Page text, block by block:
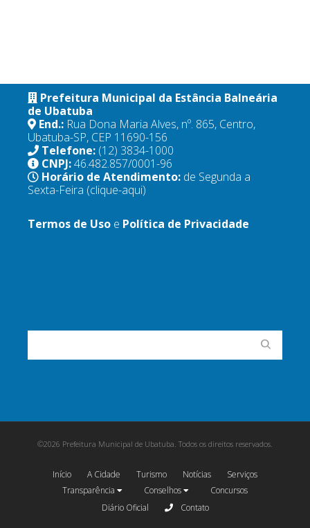
Prefeitura Municipal da Estância Balneária
de Ubatuba
End.: Rua Dona Maria Alves, nº. 865, Centro,
Ubatuba-SP, CEP 11690-156
Telefone: (12) 3834-1000
CNPJ:46.482.857/0001-96
Horário de Atendimento: de Segunda a
Sexta-Feira (clique-aqui)
Termos de Uso e Política de Privacidade
©2026 Prefeitura Municipal de Ubatuba. Todos os direitos reservados.
Início A Cidade Turismo Notícias
Serviços
Transparência
Conselhos
Concursos
Diário Oficial
Contato